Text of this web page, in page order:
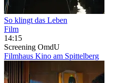
So klingt das Leben
Film
14:15
Screening OmdU
Filmhaus Kino am Spittelberg